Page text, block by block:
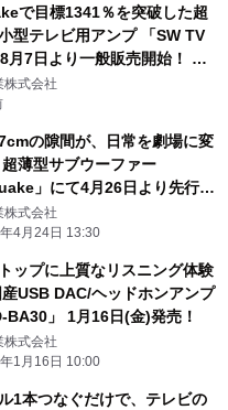
で目標1341％を突破した超
型テレビ用アンプ 「SW TV
月7日より一般販売開始！ ケ
本つなぐだけ、テレビの音が
かに
株式会社
の隙間が、日常を劇場に変
薄型サブウーファー
」にて4月26日より先行予
始！
株式会社
4月24日 13:30
ップに上質なリスニング体験
USB DAC/ヘッドホンアンプ
BA30」 1月16日(金)発売！
株式会社
1月16日 10:00
1本つなぐだけで、テレビの